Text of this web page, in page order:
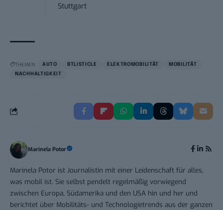
Stuttgart
THEMEN: AUTO BTLISTICLE ELEKTROMOBILITÄT
MOBILITÄT
NACHHALTIGKEIT
Marinela Potor
Marinela Potor ist Journalistin mit einer Leidenschaft für alles,
was mobil ist. Sie selbst pendelt regelmäßig vorwiegend
zwischen Europa, Südamerika und den USA hin und her und
berichtet über Mobilitäts- und Technologietrends aus der ganzen